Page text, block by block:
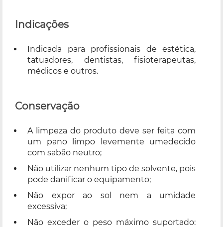
Indicações
Indicada para profissionais de estética,
tatuadores, dentistas, fisioterapeutas,
médicos e outros.
Conservação
A limpeza do produto deve ser feita com
um pano limpo levemente umedecido
com sabão neutro;
Não utilizar nenhum tipo de solvente, pois
pode danificar o equipamento;
Não expor ao sol nem a umidade
excessiva;
Não exceder o peso máximo suportado: